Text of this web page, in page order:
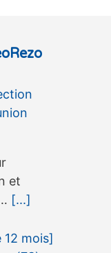
et
[...]
12 mois]